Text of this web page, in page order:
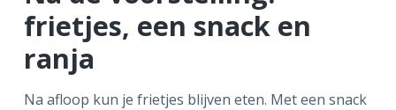
frietjes, een snack en
ranja
Na afloop kun je frietjes blijven eten. Met een snack